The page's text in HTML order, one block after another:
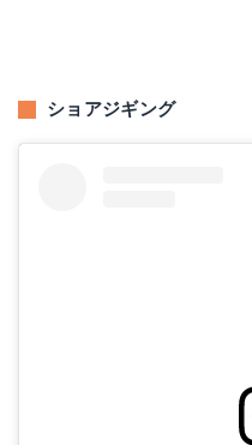
ショアジギング